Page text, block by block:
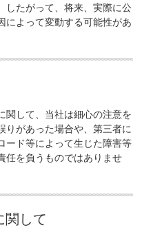
したがって、将来、実際に公
によって変動する可能性があ
関して、当社は細心の注意を
りがあった場合や、第三者に
ード等によって生じた障害等
任を負うものではありませ
関して